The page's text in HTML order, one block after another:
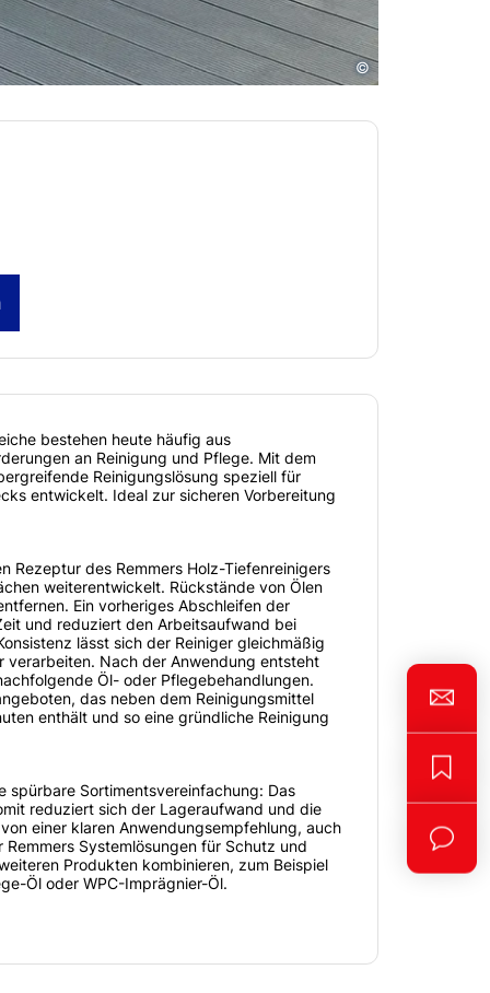
©
bestehen heute häufig aus
an Reinigung und Pflege. Mit dem
Reinigungslösung speziell für
entwickelt. Ideal zur sicheren Vorbereitung
Rezeptur des Remmers Holz-Tiefenreinigers
weiterentwickelt. Rückstände von Ölen
Ein vorheriges Abschleifen der
und reduziert den Arbeitsaufwand bei
lässt sich der Reiniger gleichmäßig
Nach der Anwendung entsteht
Öl- oder Pflegebehandlungen.
das neben dem Reinigungsmittel
enthält und so eine gründliche Reinigung
spürbare Sortimentsvereinfachung: Das
reduziert sich der Lageraufwand und die
einer klaren Anwendungsempfehlung, auch
Systemlösungen für Schutz und
Produkten kombinieren, zum Beispiel
Öl oder WPC-Imprägnier-Öl.